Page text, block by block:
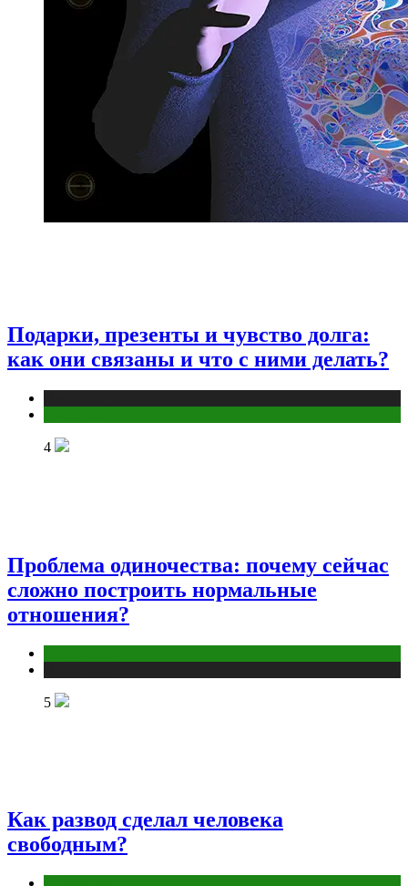
Подарки, презенты и чувство долга:
как они связаны и что с ними делать?
4
Проблема одиночества: почему сейчас
сложно построить нормальные
отношения?
5
Как развод сделал человека
свободным?